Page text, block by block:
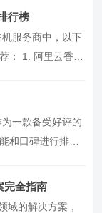
行榜
服务商中，以下
： 1. 阿里云香港
一款备受好评的
和口碑进行排序
完全指南
域的解决方案，